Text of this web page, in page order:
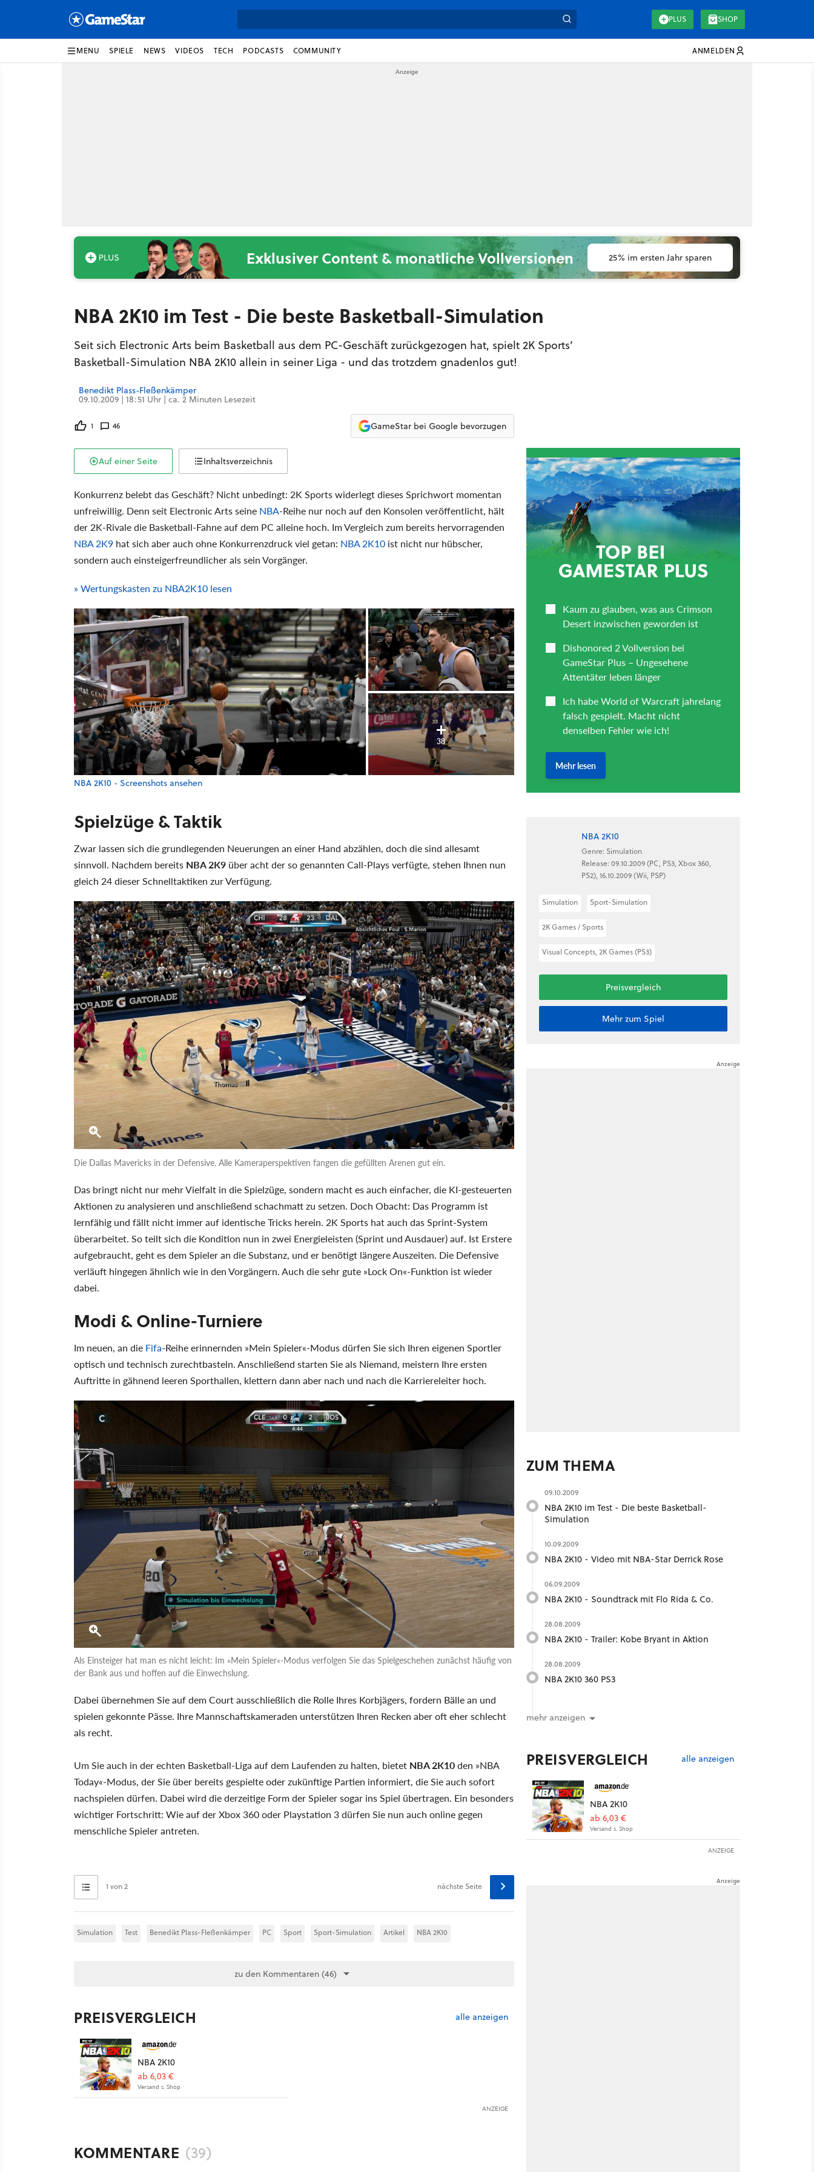
PLUS SHOP
MENU SPIELE NEWS VIDEOS TECH PODCASTS COMMUNITY ANMELDEN
Exklusiver Content & monatliche Vollversionen 25% im ersten Jahr sparen
NBA 2K10 im Test - Die beste Basketball-Simulation
Seit sich Electronic Arts beim Basketball aus dem PC-Geschäft zurückgezogen hat, spielt 2K Sports’
Basketball-Simulation NBA 2K10 allein in seiner Liga - und das trotzdem gnadenlos gut!
Benedikt Plass-Fleßenkämper
09.10.2009 | 18:51 Uhr | ca. 2 Minuten Lesezeit
1 46 GameStar bei Google bevorzugen
Auf einer Seite Inhaltsverzeichnis
Konkurrenz belebt das Geschäft? Nicht unbedingt: 2K Sports widerlegt dieses Sprichwort momentan
unfreiwillig. Denn seit Electronic Arts seine NBA-Reihe nur noch auf den Konsolen veröffentlicht, hält
der 2K-Rivale die Basketball-Fahne auf dem PC alleine hoch. Im Vergleich zum bereits hervorragenden
NBA 2K9 hat sich aber auch ohne Konkurrenzdruck viel getan: NBA 2K10 ist nicht nur hübscher,
sondern auch einsteigerfreundlicher als sein Vorgänger.
» Wertungskasten zu NBA2K10 lesen
38
NBA 2K10 - Screenshots ansehen
Spielzüge & Taktik
Zwar lassen sich die grundlegenden Neuerungen an einer Hand abzählen, doch die sind allesamt
sinnvoll. Nachdem bereits NBA 2K9 über acht der so genannten Call-Plays verfügte, stehen Ihnen nun
gleich 24 dieser Schnelltaktiken zur Verfügung.
Die Dallas Mavericks in der Defensive. Alle Kameraperspektiven fangen die gefüllten Arenen gut ein.
Das bringt nicht nur mehr Vielfalt in die Spielzüge, sondern macht es auch einfacher, die KI-gesteuerten
Aktionen zu analysieren und anschließend schachmatt zu setzen. Doch Obacht: Das Programm ist
lernfähig und fällt nicht immer auf identische Tricks herein. 2K Sports hat auch das Sprint-System
überarbeitet. So teilt sich die Kondition nun in zwei Energieleisten (Sprint und Ausdauer) auf. Ist Erstere
aufgebraucht, geht es dem Spieler an die Substanz, und er benötigt längere Auszeiten. Die Defensive
verläuft hingegen ähnlich wie in den Vorgängern. Auch die sehr gute »Lock On«-Funktion ist wieder
dabei.
Modi & Online-Turniere
Im neuen, an die Fifa-Reihe erinnernden »Mein Spieler«-Modus dürfen Sie sich Ihren eigenen Sportler
optisch und technisch zurechtbasteln. Anschließend starten Sie als Niemand, meistern Ihre ersten
Auftritte in gähnend leeren Sporthallen, klettern dann aber nach und nach die Karriereleiter hoch.
Als Einsteiger hat man es nicht leicht: Im »Mein Spieler«-Modus verfolgen Sie das Spielgeschehen zunächst häufig von
der Bank aus und hoffen auf die Einwechslung.
Dabei übernehmen Sie auf dem Court ausschließlich die Rolle Ihres Korbjägers, fordern Bälle an und
spielen gekonnte Pässe. Ihre Mannschaftskameraden unterstützen Ihren Recken aber oft eher schlecht
als recht.
Um Sie auch in der echten Basketball-Liga auf dem Laufenden zu halten, bietet NBA 2K10den »NBA
Today«-Modus, der Sie über bereits gespielte oder zukünftige Partien informiert, die Sie auch sofort
nachspielen dürfen. Dabei wird die derzeitige Form der Spieler sogar ins Spiel übertragen. Ein besonders
wichtiger Fortschritt: Wie auf der Xbox 360 oder Playstation 3 dürfen Sie nun auch online gegen
menschliche Spieler antreten.
1 von 2 nächste Seite
Simulation Test Benedikt Plass-Fleßenkämper PC Sport Sport-Simulation Artikel NBA 2K10
zu den Kommentaren (46)
PREISVERGLEICH alle anzeigen
NBA 2K10
ab 6,03 €
Versand s. Shop
ANZEIGE
KOMMENTARE (39)
NBA 2K10
Genre: Simulation
Release: 09.10.2009 (PC, PS3, Xbox 360,
PS2), 16.10.2009 (Wii, PSP)
Simulation Sport-Simulation
2K Games / Sports
Visual Concepts, 2K Games (PS3)
Preisvergleich
Mehr zum Spiel
ZUM THEMA
09.10.2009
NBA 2K10 im Test - Die beste Basketball-
Simulation
10.09.2009
NBA 2K10 - Video mit NBA-Star Derrick Rose
06.09.2009
NBA 2K10 - Soundtrack mit Flo Rida & Co.
28.08.2009
NBA 2K10 - Trailer: Kobe Bryant in Aktion
28.08.2009
NBA 2K10 360 PS3
mehr anzeigen
PREISVERGLEICH alle anzeigen
NBA 2K10
ab 6,03 €
Versand s. Shop
ANZEIGE